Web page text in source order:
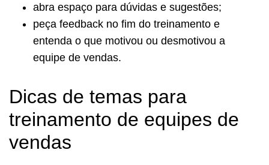
abra espaço para dúvidas e sugestões;
peça feedback no fim do treinamento e
entenda o que motivou ou desmotivou a
equipe de vendas.
Dicas de temas para
treinamento de equipes de
vendas